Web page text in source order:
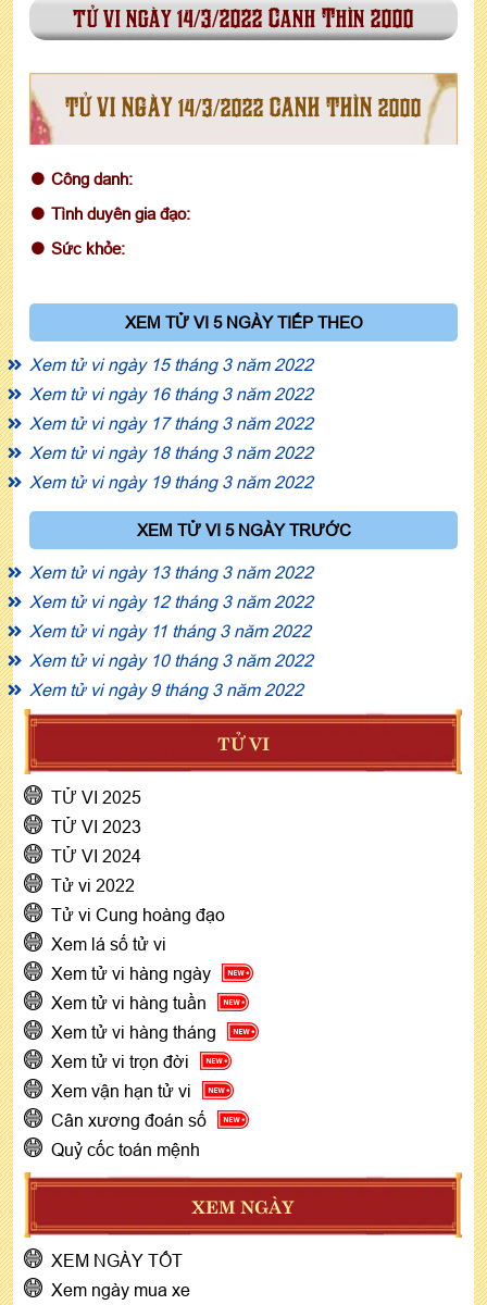
tử vi ngày 14/3/2022 Canh Thìn 2000
TỬ VI NGÀY 14/3/2022 CANH THÌN 2000
Công danh:
Tình duyên gia đạo:
Sức khỏe:
XEM TỬ VI 5 NGÀY TIẾP THEO
Xem tử vi ngày 15 tháng 3 năm 2022
Xem tử vi ngày 16 tháng 3 năm 2022
Xem tử vi ngày 17 tháng 3 năm 2022
Xem tử vi ngày 18 tháng 3 năm 2022
Xem tử vi ngày 19 tháng 3 năm 2022
XEM TỬ VI 5 NGÀY TRƯỚC
Xem tử vi ngày 13 tháng 3 năm 2022
Xem tử vi ngày 12 tháng 3 năm 2022
Xem tử vi ngày 11 tháng 3 năm 2022
Xem tử vi ngày 10 tháng 3 năm 2022
Xem tử vi ngày 9 tháng 3 năm 2022
TỬ VI
TỬ VI 2025
TỬ VI 2023
TỬ VI 2024
Tử vi 2022
Tử vi Cung hoàng đạo
Xem lá số tử vi
Xem tử vi hàng ngày
Xem tử vi hàng tuần
Xem tử vi hàng tháng
Xem tử vi trọn đời
Xem vận hạn tử vi
Cân xương đoán số
Quỷ cốc toán mệnh
XEM NGÀY
XEM NGÀY TỐT
Xem ngày mua xe